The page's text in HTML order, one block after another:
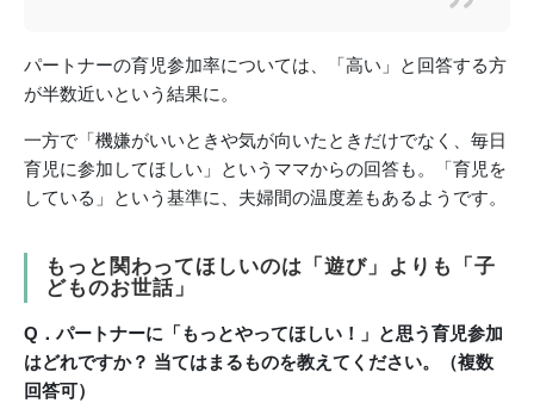
パートナーの育児参加率については、「高い」と回答する方
が半数近いという結果に。
一方で「機嫌がいいときや気が向いたときだけでなく、毎日
育児に参加してほしい」というママからの回答も。「育児を
している」という基準に、夫婦間の温度差もあるようです。
もっと関わってほしいのは「遊び」よりも「子
どものお世話」
Q．パートナーに「もっとやってほしい！」と思う育児参加
はどれですか？ 当てはまるものを教えてください。（複数
回答可）